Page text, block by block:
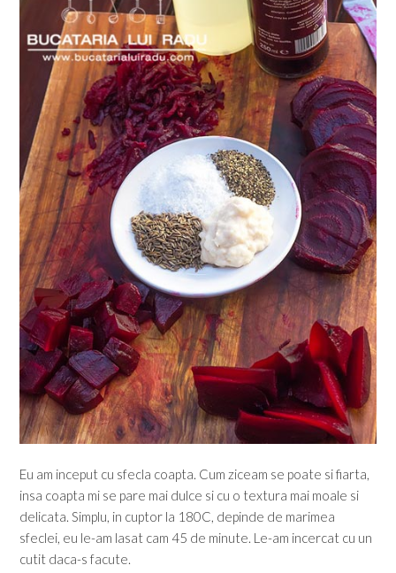
Eu am inceput cu sfecla coapta. Cum ziceam se poate si fiarta,
insa coapta mi se pare mai dulce si cu o textura mai moale si
delicata. Simplu, in cuptor la 180C, depinde de marimea
sfeclei, eu le-am lasat cam 45 de minute. Le-am incercat cu un
cutit daca-s facute.